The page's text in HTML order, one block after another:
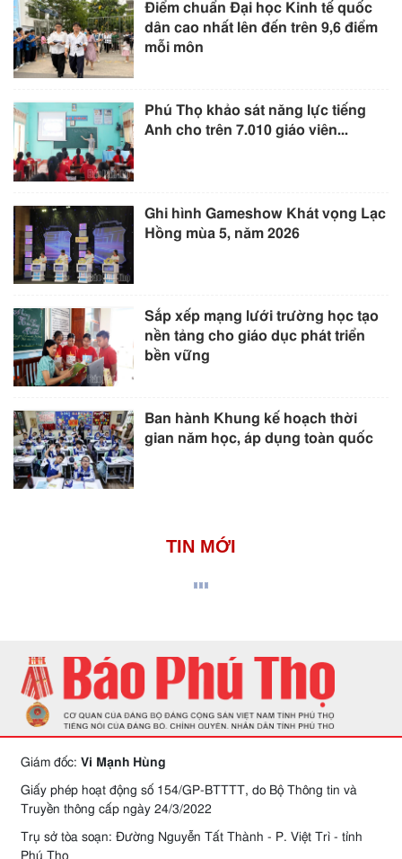
Điểm chuẩn Đại học Kinh tế quốc
dân cao nhất lên đến trên 9,6 điểm
mỗi môn
Phú Thọ khảo sát năng lực tiếng
Anh cho trên 7.010 giáo viên...
Ghi hình Gameshow Khát vọng Lạc
Hồng mùa 5, năm 2026
Sắp xếp mạng lưới trường học tạo
nền tảng cho giáo dục phát triển
bền vững
Ban hành Khung kế hoạch thời
gian năm học, áp dụng toàn quốc
TIN MỚI
Giám đốc: Vi Mạnh Hùng
Giấy phép hoạt động số 154/GP-BTTTT, do Bộ Thông tin và
Truyền thông cấp ngày 24/3/2022
Trụ sở tòa soạn: Đường Nguyễn Tất Thành - P. Việt Trì - tỉnh
Phú Thọ